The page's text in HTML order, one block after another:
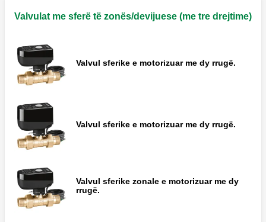
Valvulat me sferë të zonës/devijuese (me tre drejtime)
Valvul sferike e motorizuar me dy rrugë.
Valvul sferike e motorizuar me dy rrugë.
Valvul sferike zonale e motorizuar me dy
rrugë.